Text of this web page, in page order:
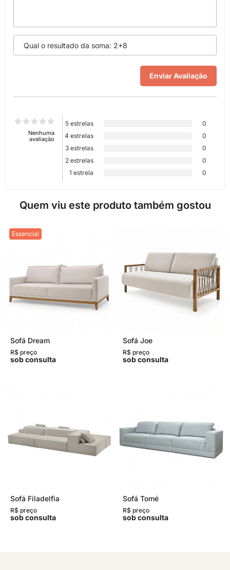
Nenhuma
avaliação
5 estrelas
0
4 estrelas
0
3 estrelas
0
2 estrelas
0
1 estrela
0
Quem viu este produto também gostou
Essencial
Sofá Dream
R$ preço
sob consulta
Sofá Joe
R$ preço
sob consulta
Sofá Filadelfia
R$ preço
sob consulta
Sofá Tomé
R$ preço
sob consulta